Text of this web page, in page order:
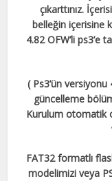
çıkarttınız.
belleğin içerisine
4.82 OFW’li ps3’e
( Ps3’ün
güncelleme
Kurulum otomatik
FAT32 formatlı
modelimizi veya